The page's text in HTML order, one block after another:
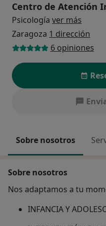
Centro de Atención
Psicología ver más
Zaragoza 1 dirección
6 opiniones
Sobre nosotros
Sobre nosotros
Nos adaptamos a tu
INFANCIA Y